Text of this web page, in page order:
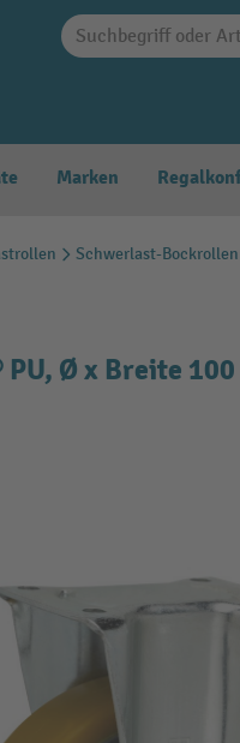
Marken
Schwerlast-Bockrollen
Ø x Breite 100